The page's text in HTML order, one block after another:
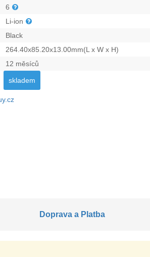
6
Li-ion
Black
264.40x85.20x13.00mm(L x W x H)
12 měsíců
skladem
Doprava a Platba